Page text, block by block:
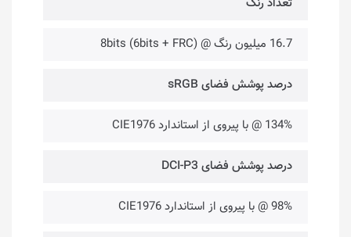
16.7 میلیون رنگ @ 8bits (6bits + FRC)
درصد پوشش فضای sRGB
134% @ با پیروی از استاندارد CIE1976
درصد پوشش فضای DCI-P3
98% @ با پیروی از استاندارد CIE1976